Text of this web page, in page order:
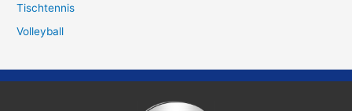
Tischtennis
Volleyball